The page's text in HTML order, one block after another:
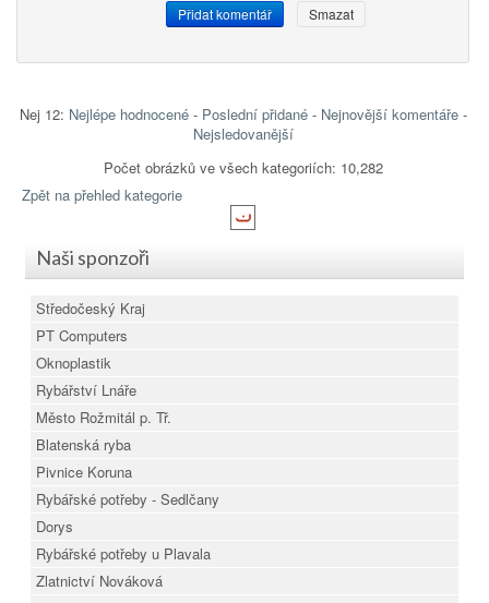
Nej 12: Nejlépe hodnocené- Poslední přidané- Nejnovější komentáře-
Nejsledovanější
Počet obrázků ve všech kategoriích: 10,282
Zpět na přehled kategorie
Naši sponzoři
Středočeský Kraj
PT Computers
Oknoplastik
Rybářství Lnáře
Město Rožmitál p. Tř.
Blatenská ryba
Pivnice Koruna
Rybářské potřeby - Sedlčany
Dorys
Rybářské potřeby u Plavala
Zlatnictví Nováková